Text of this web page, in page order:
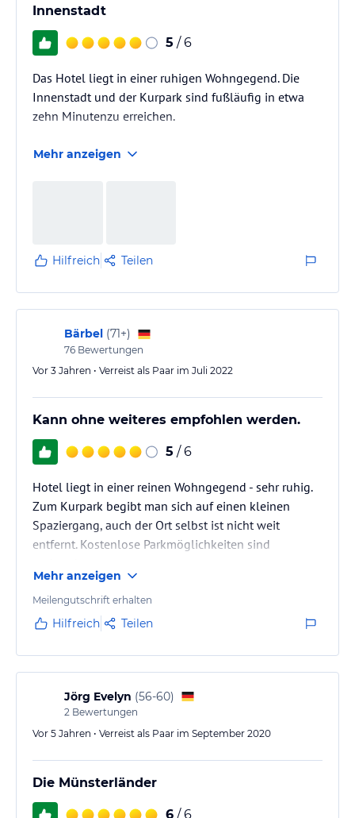
Innenstadt
5 / 6
Das Hotel liegt in einer ruhigen Wohngegend. Die
Innenstadt und der Kurpark sind fußläufig in etwa
zehn Minutenzu erreichen.
Mehr anzeigen
Hilfreich Teilen
Bärbel (71+)
76 Bewertungen
Vor 3 Jahren • Verreist als Paar im Juli 2022
Kann ohne weiteres empfohlen werden.
5 / 6
Hotel liegt in einer reinen Wohngegend - sehr ruhig.
Zum Kurpark begibt man sich auf einen kleinen
Spaziergang, auch der Ort selbst ist nicht weit
entfernt. Kostenlose Parkmöglichkeiten sind
Mehr anzeigen
Meilengutschrift erhalten
Hilfreich Teilen
Jörg Evelyn (56-60)
2 Bewertungen
Vor 5 Jahren • Verreist als Paar im September 2020
Die Münsterländer
6 / 6